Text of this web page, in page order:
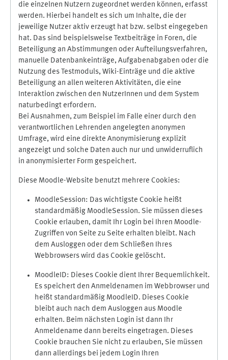
die einzelnen Nutzern zugeordnet werden können, erfasst
werden. Hierbei handelt es sich um Inhalte, die der
jeweilige Nutzer aktiv erzeugt hat bzw. selbst eingegeben
hat. Das sind beispielsweise Textbeiträge in Foren, die
Beteiligung an Abstimmungen oder Aufteilungsverfahren,
manuelle Datenbankeinträge, Aufgabenabgaben oder die
Nutzung des Testmoduls, Wiki-Einträge und die aktive
Beteiligung an allen weiteren Aktivitäten, die eine
Interaktion zwischen den NutzerInnen und dem System
naturbedingt erfordern.
Bei Ausnahmen, zum Beispiel im Falle einer durch den
verantwortlichen Lehrenden angelegten anonymen
Umfrage, wird eine direkte Anonymisierung explizit
angezeigt und solche Daten auch nur und unwiderruflich
in anonymisierter Form gespeichert.
Diese Moodle-Website benutzt mehrere Cookies:
MoodleSession: Das wichtigste Cookie heißt
standardmäßig MoodleSession. Sie müssen dieses
Cookie erlauben, damit Ihr Login bei Ihren Moodle-
Zugriffen von Seite zu Seite erhalten bleibt. Nach
dem Ausloggen oder dem Schließen Ihres
Webbrowsers wird das Cookie gelöscht.
MoodleID: Dieses Cookie dient Ihrer Bequemlichkeit.
Es speichert den Anmeldenamen im Webbrowser und
heißt standardmäßig MoodleID. Dieses Cookie
bleibt auch nach dem Ausloggen aus Moodle
erhalten. Beim nächsten Login ist dann Ihr
Anmeldename dann bereits eingetragen. Dieses
Cookie brauchen Sie nicht zu erlauben, Sie müssen
dann allerdings bei jedem Login Ihren